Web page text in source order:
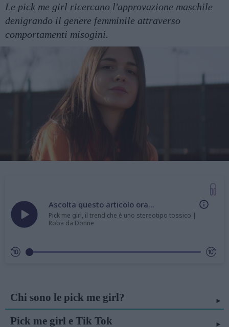
Le pick me girl ricercano l'approvazione maschile
denigrando il genere femminile attraverso
comportamenti misogini.
Ascolta questo articolo ora...
Pick me girl, il trend che è uno stereotipo tossico |
Roba da Donne
Chi sono le pick me girl?
Pick me girl e Tik Tok